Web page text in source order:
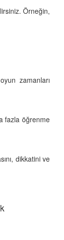
Örneğin,
zamanları
fazla öğrenme
dikkatini ve